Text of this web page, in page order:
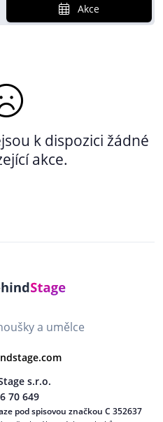
Akce
k dispozici žádné
akce.
a umělce
s.r.o.
70 649
pod spisovou značkou C 352637